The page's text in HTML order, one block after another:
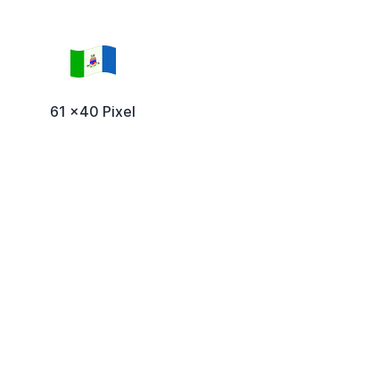
61 x40 Pixel